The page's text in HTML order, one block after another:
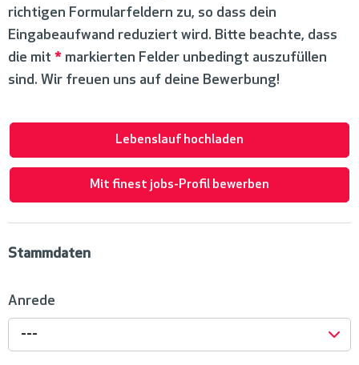
richtigen Formularfeldern zu, so dass dein
Eingabeaufwand reduziert wird. Bitte beachte, dass
die mit * markierten Felder unbedingt auszufüllen
sind. Wir freuen uns auf deine Bewerbung!
Lebenslauf hochladen
Mit finest jobs-Profil bewerben
Stammdaten
Anrede
---